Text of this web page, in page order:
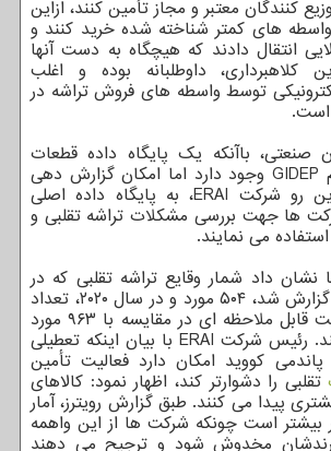
کنندگان معتبر و مجاز تأمین کنند، ازاین
های کمتر شناخته شده خرید کنند و
انتقال دادند که هیچگاه به دست آنها
کلاهبرداری، داوطلبانه بوده و اغلب
توسط واسطه های فروش تراشه در
است.
صنعتی، باآنکه یک پایگاه داده قطعات
تقلبی دولتی به نام GIDEP وجود دارد اما امکان گزارش دهی
ناشناس ندارد ازاین رو شرکت ERAI، به پایگاه داده اصلی
ها جهت بررسی مشکلات تراشه تقلبی و
می نمایند.
نشان داد شمار وقایع تراشه تقلبی که در
سال ۲۰۲۱ به ERAI گزارش شد، ۵۰۴ مورد و در سال ۲۰۲۰، تعداد
۴۶۳ مورد بود و افت قابل ملاحظه ای در مقایسه با ۹۶۳ مورد
در سال ۲۰۱۹ داشتند. رئیس شرکت ERAI با بیان اینکه تعطیلی
کووید امکان دارد فعالیت تأمین
تقلبی را دشوارتر کند، اظهار نمود: کالاهای
پیدا می کنند. طبق گزارش رویترز، آمار
بیشتر است چونکه شرکت ها از این واهمه
مخدوش شود و ترجیح می دهند